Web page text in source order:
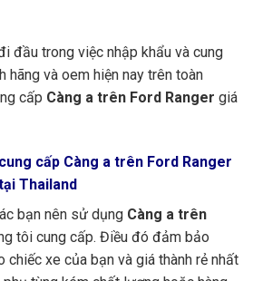
đầu trong việc nhập khẩu và cung
hãng và oem hiện nay trên toàn
cấp Càng a trên Ford Ranger giá
cấp Càng a trên Ford Ranger
Thailand
bạn nên sử dụng Càng a trên
tôi cung cấp. Điều đó đảm bảo
xe của bạn và giá thành rẻ nhất